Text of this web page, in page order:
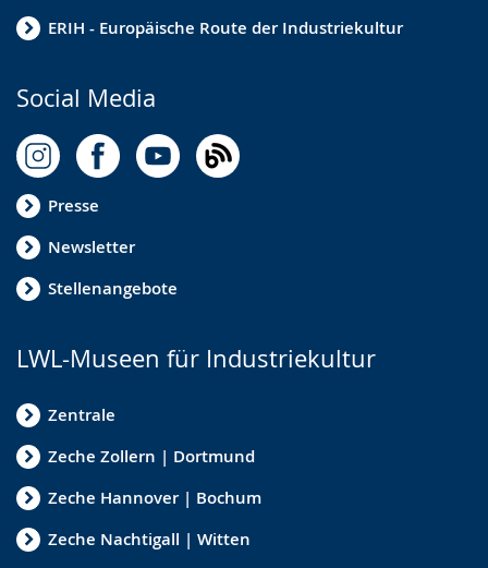
ERIH - Europäische Route der Industriekultur
Social Media
Presse
Newsletter
Stellenangebote
LWL-Museen für Industriekultur
Zentrale
Zeche Zollern | Dortmund
Zeche Hannover | Bochum
Zeche Nachtigall | Witten